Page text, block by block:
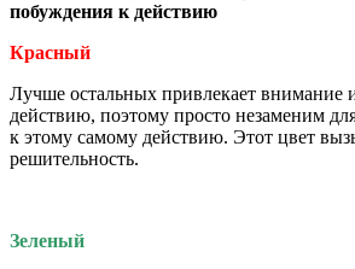
побуждения к действию
Красный
Лучше остальных привлекает внимание
действию, поэтому просто незаменим
к этому самому действию. Этот цвет
решительность.
Зеленый